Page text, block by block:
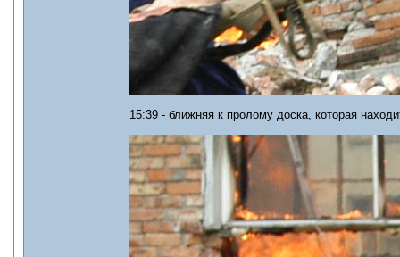
15:39 - ближняя к пролому доска, которая